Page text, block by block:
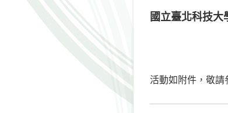
國立臺北科技大
活動如附件，敬請